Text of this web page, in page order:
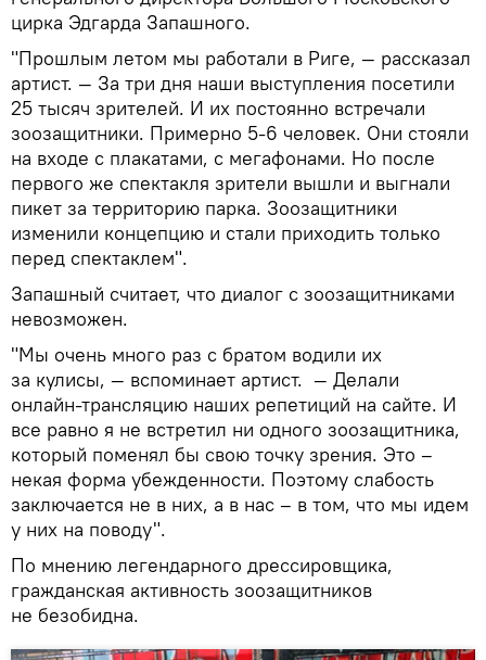
цирка Эдгарда Запашного.
"Прошлым летом мы работали в Риге, — рассказал
артист. — За три дня наши выступления посетили
25 тысяч зрителей. И их постоянно встречали
зоозащитники. Примерно 5-6 человек. Они стояли
на входе с плакатами, с мегафонами. Но после
первого же спектакля зрители вышли и выгнали
пикет за территорию парка. Зоозащитники
изменили концепцию и стали приходить только
перед спектаклем".
Запашный считает, что диалог с зоозащитниками
невозможен.
"Мы очень много раз с братом водили их
за кулисы, — вспоминает артист. — Делали
онлайн-трансляцию наших репетиций на сайте. И
все равно я не встретил ни одного зоозащитника,
который поменял бы свою точку зрения. Это –
некая форма убежденности. Поэтому слабость
заключается не в них, а в нас – в том, что мы идем
у них на поводу".
По мнению легендарного дрессировщика,
гражданская активность зоозащитников
не безобидна.